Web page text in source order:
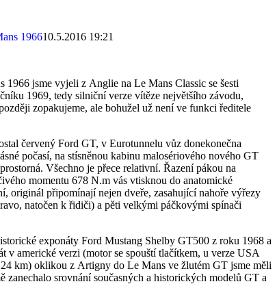
10.5.2016 19:21
jsme vyjeli z Anglie na Le Mans Classic se šesti
1969, tedy silniční verze vítěze největšího závodu,
zopakujeme, ale bohužel už není ve funkci ředitele
červený Ford GT, v Eurotunnelu vůz donekonečna
počasí, na stísněnou kabinu malosériového nového GT
Všechno je přece relativní. Řazení pákou na
momentu 678 N.m vás vtisknou do anatomické
originál připomínají nejen dveře, zasahující nahoře výřezy
natočen k řidiči) a pěti velkými páčkovými spínači
exponáty Ford Mustang Shelby GT500 z roku 1968 a
americké verzi (motor se spouští tlačítkem, u verze USA
km) oklikou z Artigny do Le Mans ve žlutém GT jsme měli
srovnání současných a historických modelů GT a